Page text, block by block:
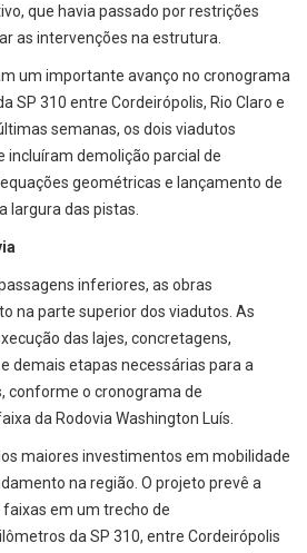
que havia passado por restrições
as intervenções na estrutura.
um importante avanço no cronograma
SP 310 entre Cordeirópolis, Rio Claro e
semanas, os dois viadutos
incluíram demolição parcial de
geométricas e lançamento de
largura das pistas.
inferiores, as obras
na parte superior dos viadutos. As
das lajes, concretagens,
demais etapas necessárias para a
conforme o cronograma de
da Rodovia Washington Luís.
maiores investimentos em mobilidade
na região. O projeto prevê a
em um trecho de
da SP 310, entre Cordeirópolis